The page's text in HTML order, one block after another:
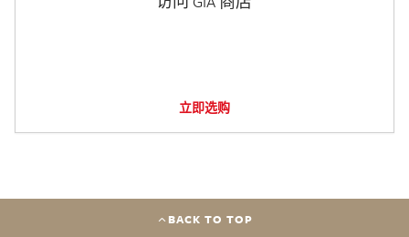
立即选购
BACK TO TOP